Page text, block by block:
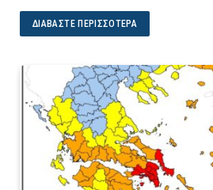
ΔΙΑΒΆΣΤΕ ΠΕΡΙΣΣΌΤΕΡΑ